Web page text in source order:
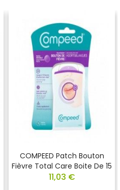
COMPEED Patch Bouton
Fièvre Total Care Boite De 15
11,03 €